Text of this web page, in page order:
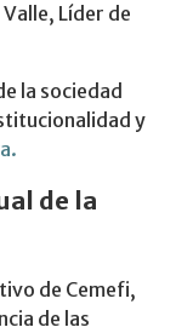
Líder de
la sociedad
y
de la
de Cemefi,
de las